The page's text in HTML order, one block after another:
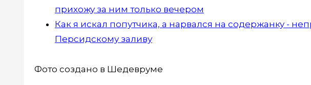
прихожу за ним только вечером
Как я искал попутчика, а нарвался на содержанку -
Персидскому заливу
Фото создано в Шедевруме